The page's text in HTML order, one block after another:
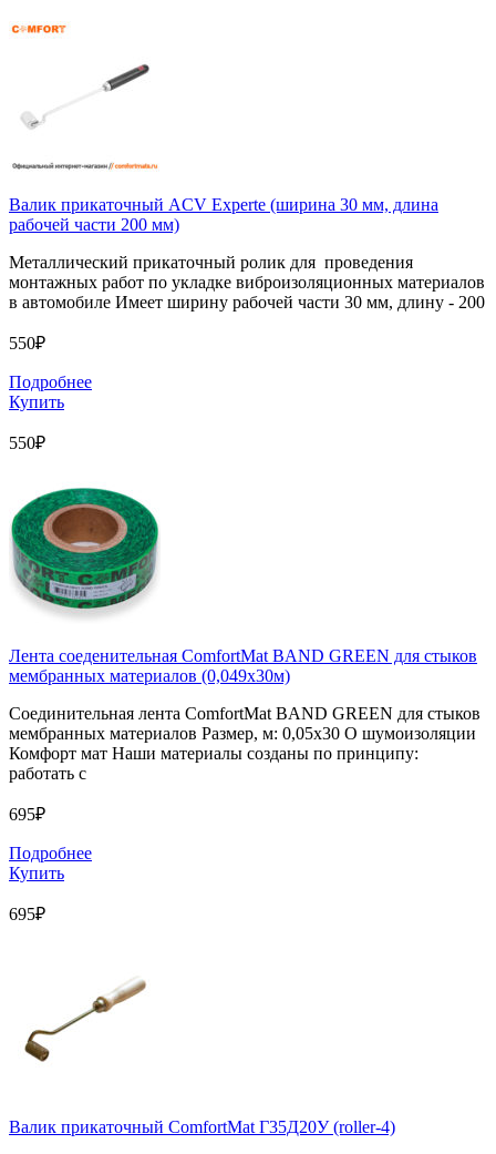
Валик прикаточный ACV Experte (ширина 30 мм, длина
рабочей части 200 мм)
Металлический прикаточный ролик для проведения
монтажных работ по укладке виброизоляционных материалов
в автомобиле Имеет ширину рабочей части 30 мм, длину - 200
550₽
Подробнее
Купить
550₽
Лента соеденительная ComfortMat BAND GREEN для стыков
мембранных материалов (0,049х30м)
Соединительная лента ComfortMat BAND GREEN для стыков
мембранных материалов Размер, м: 0,05х30 О шумоизоляции
Комфорт мат Наши материалы созданы по принципу:
работать с
695₽
Подробнее
Купить
695₽
Валик прикаточный ComfortMat Г35Д20У (roller-4)